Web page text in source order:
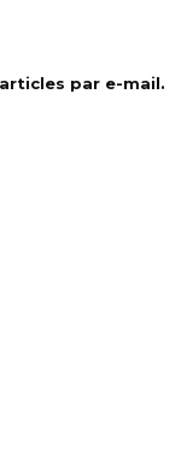
par e-mail.